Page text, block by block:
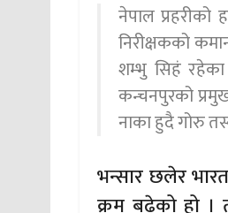
नेपाल
निरीक्षकको
शम्भु सिहं रहेका
कन्चनपुरको
नाका हुदै गोरु
भन्सार छलेर
क्रम बढेको हो